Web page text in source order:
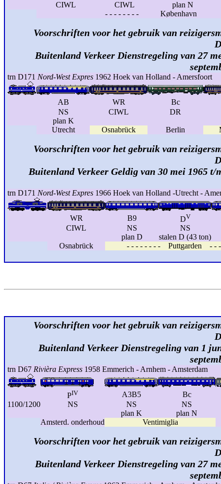
CIWL
CIWL
plan N
- - - - - - - - København
Voorschriften voor het gebruik van
Buitenland Verkeer Dienstregeling van 27
trn D171 Nord-West Expres 1962 Hoek van Holland - Amersfoort
AB WR Bc
NS
CIWL
DR
plan K
Utrecht
Osnabrück Berlin
Voorschriften voor het gebruik van
Buitenland Verkeer Geldig van 30 mei 1965 t/
trn D171 Nord-West Expres 1966 Hoek van Holland -Utrecht -
WR B9 DV
CIWL NS
NS
plan D
stalen D (43 ton)
Osnabrück
- - - - - - - - Puttgarden - - -
Voorschriften voor het gebruik van
Buitenland Verkeer Dienstregeling van 1
trn D67 Rivièra Express 1958 Emmerich - Arnhem - Amsterdam
PIV A3B5
Bc
1100/1200
NS NS
NS
plan K
plan N
Amsterd. onderhoud
Ventimiglia
Voorschriften voor het gebruik van
Buitenland Verkeer Dienstregeling van 27